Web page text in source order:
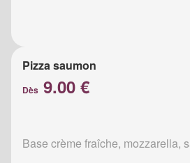
Pizza saumon
Dès 9.00 €
Base crème fraîche, mozzarella,